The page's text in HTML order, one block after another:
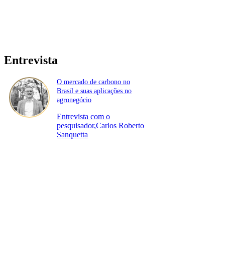
Entrevista
O mercado de carbono no
Brasil e suas aplicações no
agronegócio
Entrevista com o
pesquisador,Carlos Roberto
Sanquetta